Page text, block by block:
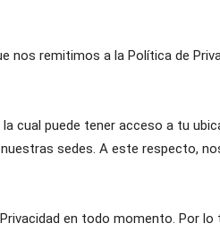
nos remitimos a la Política de
cual puede tener acceso a tu
sedes. A este respecto,
en todo momento. Por